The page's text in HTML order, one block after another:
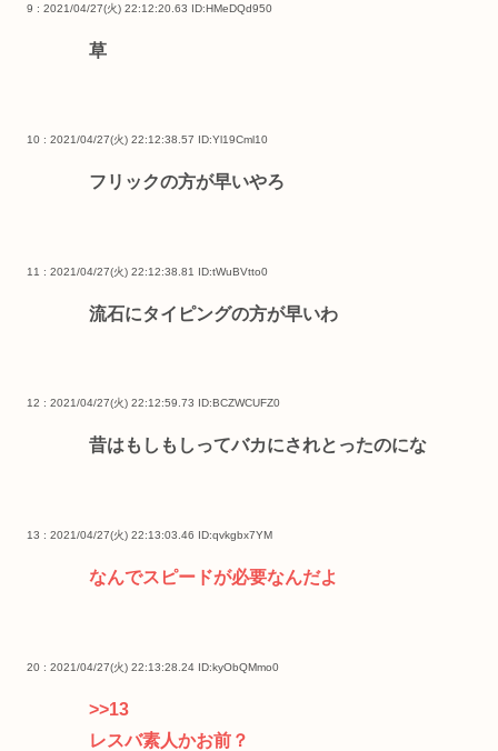
9 : 2021/04/27(火) 22:12:20.63 ID:HMeDQd950
草
10 : 2021/04/27(火) 22:12:38.57 ID:Yl19Cml10
フリックの方が早いやろ
11 : 2021/04/27(火) 22:12:38.81 ID:tWuBVtto0
流石にタイピングの方が早いわ
12 : 2021/04/27(火) 22:12:59.73 ID:BCZWCUFZ0
昔はもしもしってバカにされとったのにな
13 : 2021/04/27(火) 22:13:03.46 ID:qvkgbx7YM
なんでスピードが必要なんだよ
20 : 2021/04/27(火) 22:13:28.24 ID:kyObQMmo0
>>13
レスバ素人かお前？